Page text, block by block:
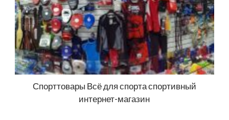
Спорттовары Всё для спорта спортивный
интернет-магазин